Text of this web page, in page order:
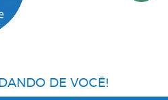
DE VOCÊ!